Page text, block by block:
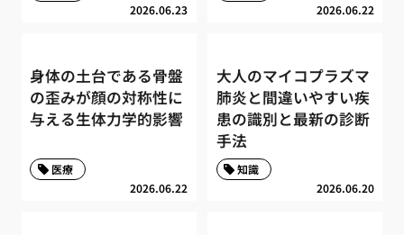
2026.06.23 2026.06.22
身体の土台である骨盤
の歪みが顔の対称性に
与える生体力学的影響
2026.06.22
医療
大人のマイコプラズマ
肺炎と間違いやすい疾
患の識別と最新の診断
手法
2026.06.20
知識